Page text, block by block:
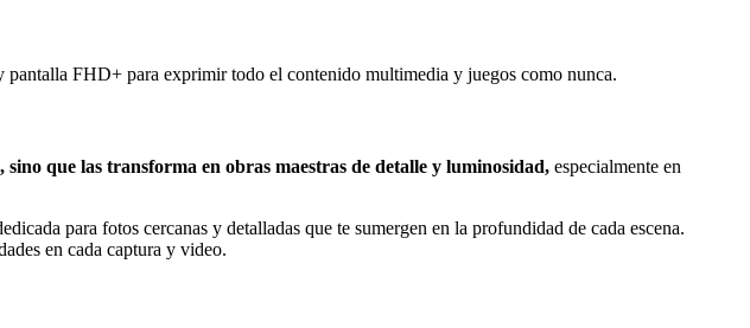
pantalla FHD+ para exprimir todo el contenido multimedia y juegos como nunca.
que las transforma en obras maestras de detalle y luminosidad, especialmente en
para fotos cercanas y detalladas que te sumergen en la profundidad de cada escena.
en cada captura y video.